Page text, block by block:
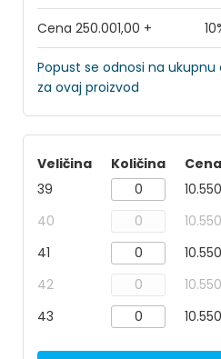
Cena 250.001,00 +
Popust se odnosi na
za ovaj proizvod
Veličina Količina Cena
39
40
41
42
43